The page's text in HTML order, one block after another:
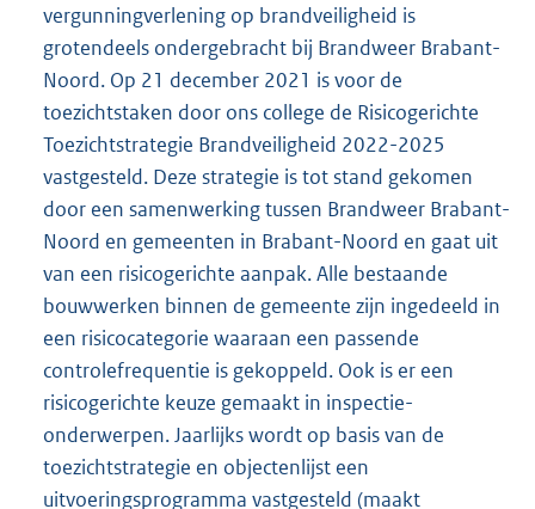
vergunningverlening op brandveiligheid is
grotendeels ondergebracht bij Brandweer Brabant-
Noord. Op 21 december 2021 is voor de
toezichtstaken door ons college de Risicogerichte
Toezichtstrategie Brandveiligheid 2022-2025
vastgesteld. Deze strategie is tot stand gekomen
door een samenwerking tussen Brandweer Brabant-
Noord en gemeenten in Brabant-Noord en gaat uit
van een risicogerichte aanpak. Alle bestaande
bouwwerken binnen de gemeente zijn ingedeeld in
een risicocategorie waaraan een passende
controlefrequentie is gekoppeld. Ook is er een
risicogerichte keuze gemaakt in inspectie-
onderwerpen. Jaarlijks wordt op basis van de
toezichtstrategie en objectenlijst een
uitvoeringsprogramma vastgesteld (maakt